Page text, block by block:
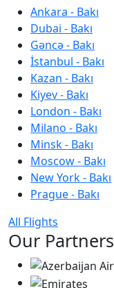
Ankara - Bakı
Dubai - Bakı
Gəncə - Bakı
İstanbul - Bakı
Kazan - Bakı
Kiyev - Bakı
London - Bakı
Milano - Bakı
Minsk - Bakı
Moscow - Bakı
New York - Bakı
Prague - Bakı
All Flights
Our Partners